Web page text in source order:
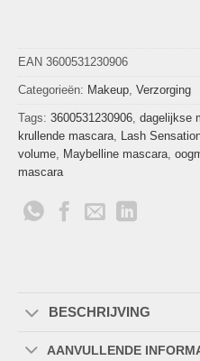
EAN 3600531230906
Categorieën: Makeup Verzorging
Tags: 3600531230906 dagelijkse
krullende mascara Lash
volume Maybelline mascara
mascara
BESCHRIJVING
AANVULLENDE